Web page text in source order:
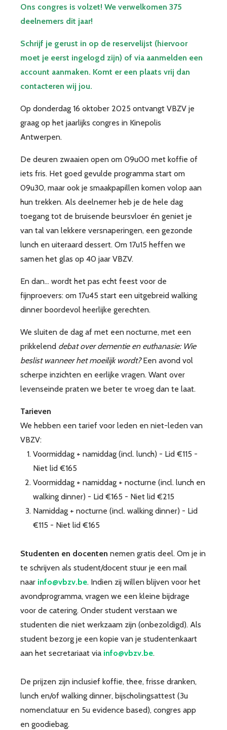
Ons congres is volzet! We verwelkomen 375
deelnemers dit jaar!
Schrijf je gerust in op de reservelijst (hiervoor
moet je eerst ingelogd zijn) of via aanmelden een
account aanmaken. Komt er een plaats vrij dan
contacteren wij jou.
Op donderdag 16 oktober 2025 ontvangt VBZV je
graag op het jaarlijks congres in Kinepolis
Antwerpen.
De deuren zwaaien open om 09u00 met koffie of
iets fris. Het goed gevulde programma start om
09u30, maar ook je smaakpapillen komen volop aan
hun trekken. Als deelnemer heb je de hele dag
toegang tot de bruisende beursvloer én geniet je
van tal van lekkere versnaperingen, een gezonde
lunch en uiteraard dessert. Om 17u15 heffen we
samen het glas op 40 jaar VBZV.
En dan… wordt het pas echt feest voor de
fijnproevers: om 17u45 start een uitgebreid walking
dinner boordevol heerlijke gerechten.
We sluiten de dag af met een nocturne, met een
prikkelend debat over dementie en euthanasie: Wie
beslist wanneer het moeilijk wordt?Een avond vol
scherpe inzichten en eerlijke vragen. Want over
levenseinde praten we beter te vroeg dan te laat.
Tarieven
We hebben een tarief voor leden en niet-leden van
VBZV:
Voormiddag + namiddag (incl. lunch) - Lid €115 -
Niet lid €165
Voormiddag + namiddag + nocturne (incl. lunch en
walking dinner) - Lid €165 - Niet lid €215
Namiddag + nocturne (incl. walking dinner) - Lid
€115 - Niet lid €165
Studenten en docenten nemen gratis deel. Om je in
te schrijven als student/docent stuur je een mail
naar info@vbzv.be. Indien zij willen blijven voor het
avondprogramma, vragen we een kleine bijdrage
voor de catering. Onder student verstaan we
studenten die niet werkzaam zijn (onbezoldigd). Als
student bezorg je een kopie van je studentenkaart
aan het secretariaat via info@vbzv.be.
De prijzen zijn inclusief koffie, thee, frisse dranken,
lunch en/of walking dinner, bijscholingsattest (3u
nomenclatuur en 5u evidence based), congres app
en goodiebag.